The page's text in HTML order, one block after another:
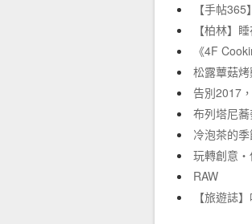
【手帖
【柏林】
《4F
松露蕈菇
告別2017
布列塔尼
冷泡茶的
玩轉創意‧
RAW
【旅遊誌